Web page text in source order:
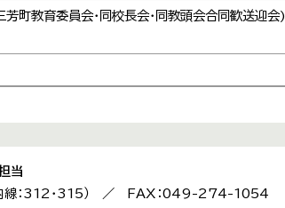
芳町教育委員会・同校長会・同教頭会合同歓送迎会)
当
線：312・315） ／ FAX：049-274-1054